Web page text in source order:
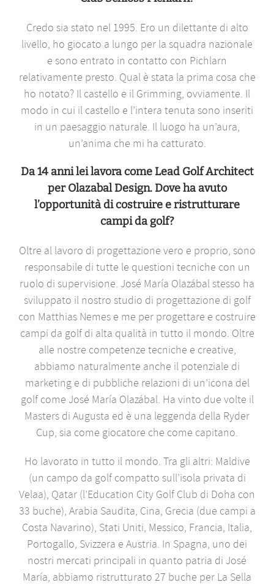
Credo sia stato nel 1995. Ero un dilettante di alto
livello, ho giocato a lungo per la squadra nazionale
e sono entrato in contatto con Pichlarn
relativamente presto. Qual è stata la prima cosa che
ho notato? Il castello e il Grimming, ovviamente. Il
modo in cui il castello e l’intera tenuta sono inseriti
in un paesaggio naturale. Il luogo ha un’aura,
un’anima che mi ha catturato.
Da 14 anni lei lavora come Lead Golf Architect
per Olazabal Design. Dove ha avuto
l’opportunità di costruire e ristrutturare
campi da golf?
Oltre al lavoro di progettazione vero e proprio, sono
responsabile di tutte le questioni tecniche con un
ruolo di supervisione. José María Olazábal stesso ha
sviluppato il nostro studio di progettazione di golf
con Matthias Nemes e me per progettare e costruire
campi da golf di alta qualità in tutto il mondo. Oltre
alle nostre competenze tecniche e creative,
abbiamo naturalmente anche il potenziale di
marketing e di pubbliche relazioni di un’icona del
golf come José María Olazábal. Ha vinto due volte il
Masters di Augusta ed è una leggenda della Ryder
Cup, sia come giocatore che come capitano.
Ho lavorato in tutto il mondo. Tra gli altri: Maldive
(un campo da golf compatto sull’isola privata di
Velaa), Qatar (l’Education City Golf Club di Doha con
33 buche), Arabia Saudita, Cina, Grecia (due campi a
Costa Navarino), Stati Uniti, Messico, Francia, Italia,
Portogallo, Svizzera e Austria. In Spagna, uno dei
nostri mercati principali in quanto patria di José
María, abbiamo ristrutturato 27 buche per La Sella